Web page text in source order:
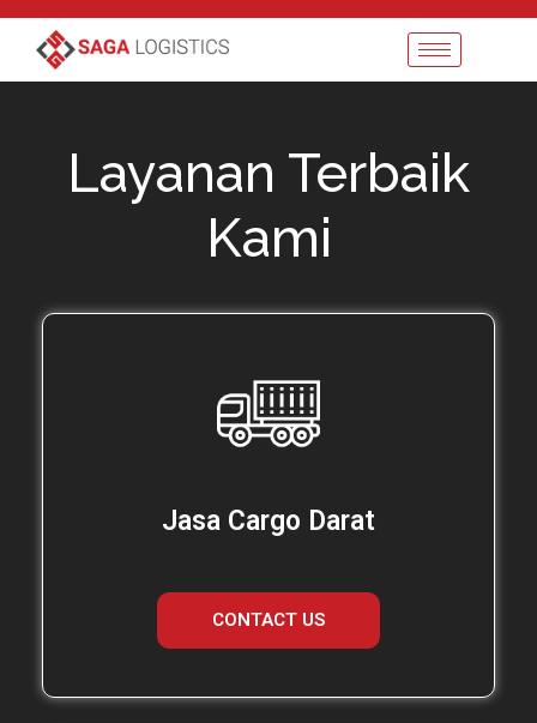
Layanan Terbaik
Kami
Jasa Cargo Darat
CONTACT US